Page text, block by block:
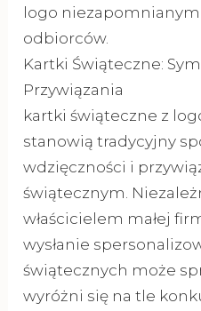
logo
odbiorców.
Kartki Świąteczne:
Przywiązania
kartki świąteczne z
stanowią tradycyjny
wdzięczności i
świątecznym.
właścicielem małej
wysłanie
świątecznych może
wyróżni się na tle